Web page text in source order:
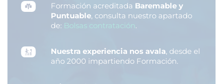
Formación acreditada Baremable y
Puntuable, consulta nuestro apartado
de: Bolsas contratación.
Nuestra experiencia nos avala, desde el
año 2000 impartiendo Formación.